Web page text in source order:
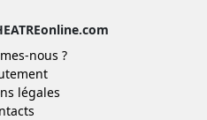
nous ?
légales